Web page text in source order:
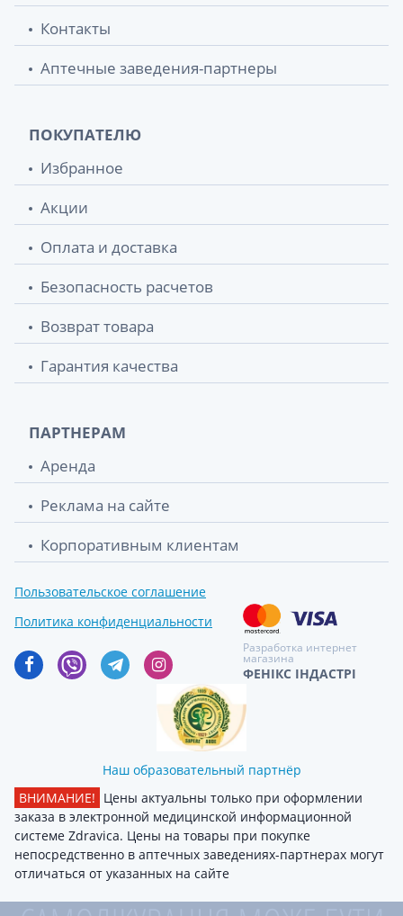
Контакты
Аптечные заведения-партнеры
ПОКУПАТЕЛЮ
Избранное
Акции
Оплата и доставка
Безопасность расчетов
Возврат товара
Гарантия качества
ПАРТНЕРАМ
Аренда
Реклама на сайте
Корпоративным клиентам
Пользовательское соглашение
Политика конфиденциальности
Разработка интернет
магазина
ФЕНІКС ІНДАСТРІ
Наш образовательный партнёр
ВНИМАНИЕ! Цены актуальны только при оформлении
заказа в электронной медицинской информационной
системе Zdravica. Цены на товары при покупке
непосредственно в аптечных заведениях-партнерах могут
отличаться от указанных на сайте